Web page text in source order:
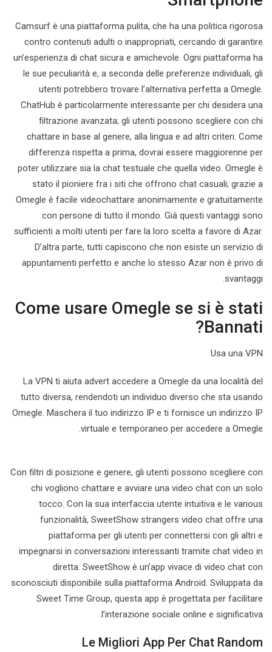
Camsurf è una piattaforma pulita, che ha una politica rigorosa
contro contenuti adulti o inappropriati, cercando di garantire
un’esperienza di chat sicura e amichevole. Ogni piattaforma ha
le sue peculiarità e, a seconda delle preferenze individuali, gli
utenti potrebbero trovare l’alternativa perfetta a Omegle.
ChatHub è particolarmente interessante per chi desidera una
filtrazione avanzata; gli utenti possono scegliere con chi
chattare in base al genere, alla lingua e ad altri criteri. Come
differenza rispetta a prima, dovrai essere maggiorenne per
poter utilizzare sia la chat testuale che quella video. Omegle è
stato il pioniere fra i siti che offrono chat casuali; grazie a
Omegle è facile videochattare anonimamente e gratuitamente
con persone di tutto il mondo. Già questi vantaggi sono
sufficienti a molti utenti per fare la loro scelta a favore di Azar.
D’altra parte, tutti capiscono che non esiste un servizio di
appuntamenti perfetto e anche lo stesso Azar non è privo di
svantaggi.
Come usare Omegle se si è stati
Bannati?
Usa una VPN
La VPN ti aiuta advert accedere a Omegle da una località del
tutto diversa, rendendoti un individuo diverso che sta usando
Omegle. Maschera il tuo indirizzo IP e ti fornisce un indirizzo IP
virtuale e temporaneo per accedere a Omegle.
Con filtri di posizione e genere, gli utenti possono scegliere con
chi vogliono chattare e avviare una video chat con un solo
tocco. Con la sua interfaccia utente intuitiva e le various
funzionalità, SweetShow strangers video chat offre una
piattaforma per gli utenti per connettersi con gli altri e
impegnarsi in conversazioni interessanti tramite chat video in
diretta. SweetShow è un’app vivace di video chat con
sconosciuti disponibile sulla piattaforma Android. Sviluppata da
Sweet Time Group, questa app è progettata per facilitare
l’interazione sociale online e significativa.
Le Migliori App Per Chat Random